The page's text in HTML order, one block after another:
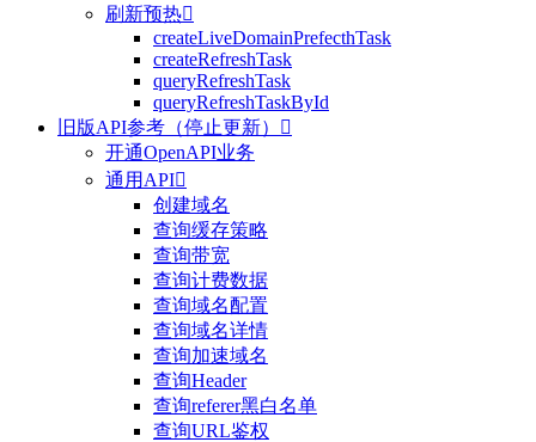
刷新预热
createLiveDomainPrefecthTask
createRefreshTask
queryRefreshTask
queryRefreshTaskById
旧版API参考（停止更新）

开通OpenAPI业务
通用API
创建域名
查询缓存策略
查询带宽
查询计费数据
查询域名配置
查询域名详情
查询加速域名
查询Header
查询referer黑白名单
查询URL鉴权